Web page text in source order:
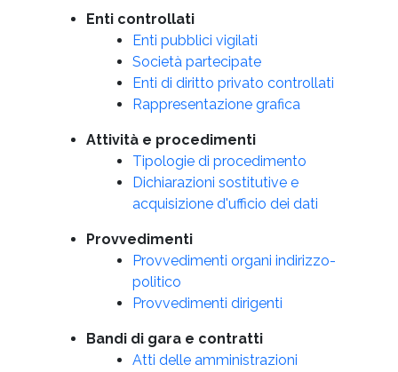
Enti controllati
Enti pubblici vigilati
Società partecipate
Enti di diritto privato controllati
Rappresentazione grafica
Attività e procedimenti
Tipologie di procedimento
Dichiarazioni sostitutive e
acquisizione d'ufficio dei dati
Provvedimenti
Provvedimenti organi indirizzo-
politico
Provvedimenti dirigenti
Bandi di gara e contratti
Atti delle amministrazioni